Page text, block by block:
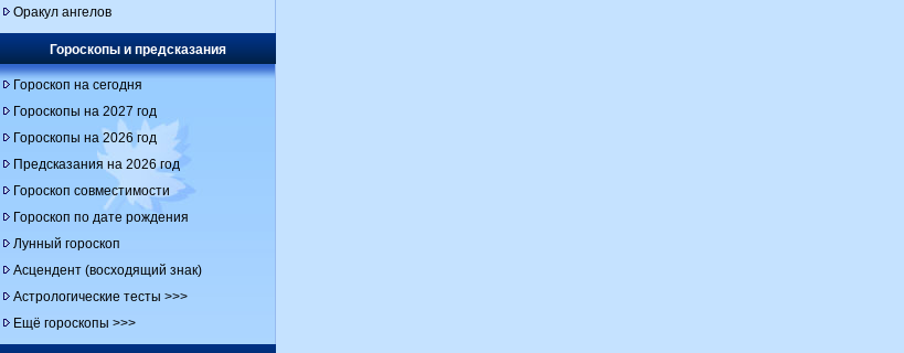
Оракул ангелов
Гороскопы и предсказания
Гороскоп на сегодня
Гороскопы на 2027 год
Гороскопы на 2026 год
Предсказания на 2026 год
Гороскоп совместимости
Гороскоп по дате рождения
Лунный гороскоп
Асцендент (восходящий знак)
Астрологические тесты >>>
Ещё гороскопы >>>